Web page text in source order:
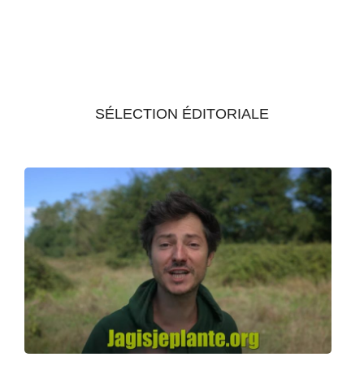
SÉLECTION ÉDITORIALE